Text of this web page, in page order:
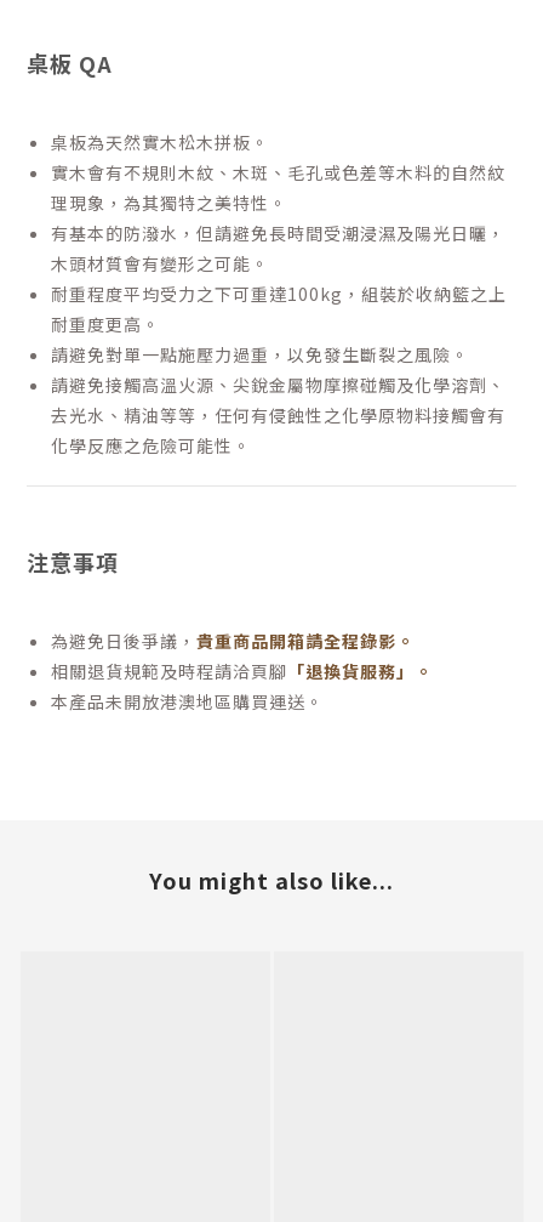
桌板 QA
桌板為天然實木松木拼板。
實木會有不規則木紋、木斑、毛孔或色差等木料的自然紋
理現象，為其獨特之美特性。
有基本的防潑水，但請避免長時間受潮浸濕及陽光日曬，
木頭材質會有變形之可能。
耐重程度平均受力之下可重達100kg，組裝於收納籃之上
耐重度更高。
請避免對單一點施壓力過重，以免發生斷裂之風險。
請避免接觸高溫火源、尖銳金屬物摩擦碰觸及化學溶劑、
去光水、精油等等，任何有侵蝕性之化學原物料接觸會有
化學反應之危險可能性。
注意事項
為避免日後爭議， 貴重商品開箱請全程錄影。
相關退貨規範及時程請洽頁腳 「退換貨服務」
。
本產品未開放港澳地區購買運送。
You might also like...